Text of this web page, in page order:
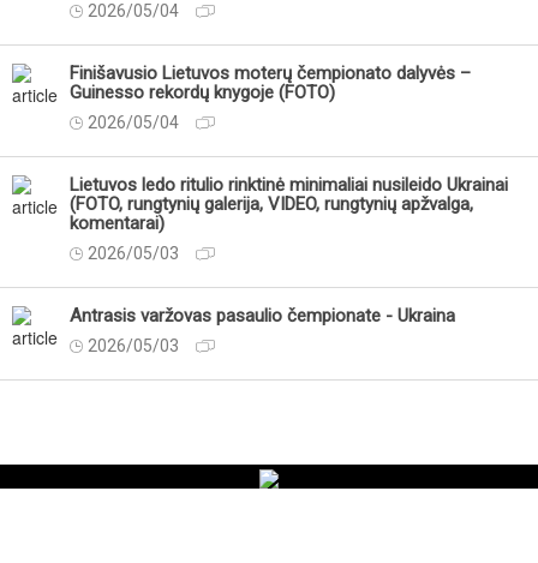
2026/05/04
Finišavusio Lietuvos moterų čempionato dalyvės –
Guinesso rekordų knygoje (FOTO)
2026/05/04
Lietuvos ledo ritulio rinktinė minimaliai nusileido Ukrainai
(FOTO, rungtynių galerija, VIDEO, rungtynių apžvalga,
komentarai)
2026/05/03
Antrasis varžovas pasaulio čempionate - Ukraina
2026/05/03